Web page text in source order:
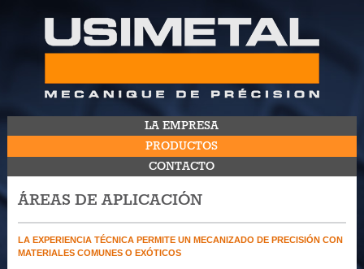
LA EMPRESA
PRODUCTOS
CONTACTO
​ÁREAS DE APLICACIÓN
LA EXPERIENCIA TÉCNICA PERMITE UN MECANIZADO DE PRECISIÓN CON
MATERIALES COMUNES O EXÓTICOS